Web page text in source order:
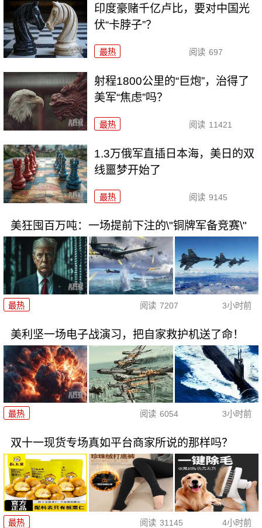
印度豪赌千亿卢比，要对中国光
伏“卡脖子”？
最热 阅读 697
射程1800公里的“巨炮”，治得了
美军“焦虑”吗？
最热 阅读 11421
1.3万俄军直插日本海，美日的双
线噩梦开始了
最热 阅读 9145
美狂囤百万吨：一场提前下注的\"铜牌军备竞赛\"
最热 阅读 7207 3小时前
美利坚一场电子战演习，把自家救护机送了命！
最热 阅读 6054 3小时前
双十一现货专场真如平台商家所说的那样吗？
最热 阅读 31145 4小时前